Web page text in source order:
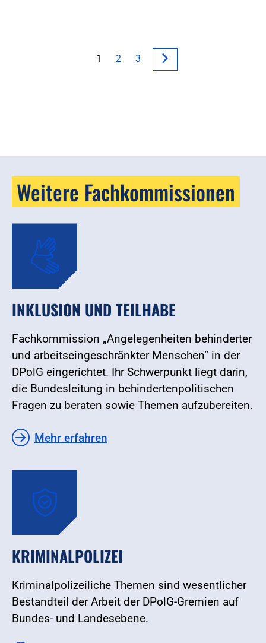
1 2 3
Weitere Fachkommissionen
INKLUSION UND TEILHABE
Fachkommission „Angelegenheiten behinderter
und arbeitseingeschränkter Menschen“ in der
DPolG eingerichtet. Ihr Schwerpunkt liegt darin,
die Bundesleitung in behindertenpolitischen
Fragen zu beraten sowie Themen aufzubereiten.
Mehr erfahren
KRIMINALPOLIZEI
Kriminalpolizeiliche Themen sind wesentlicher
Bestandteil der Arbeit der DPolG-Gremien auf
Bundes- und Landesebene.